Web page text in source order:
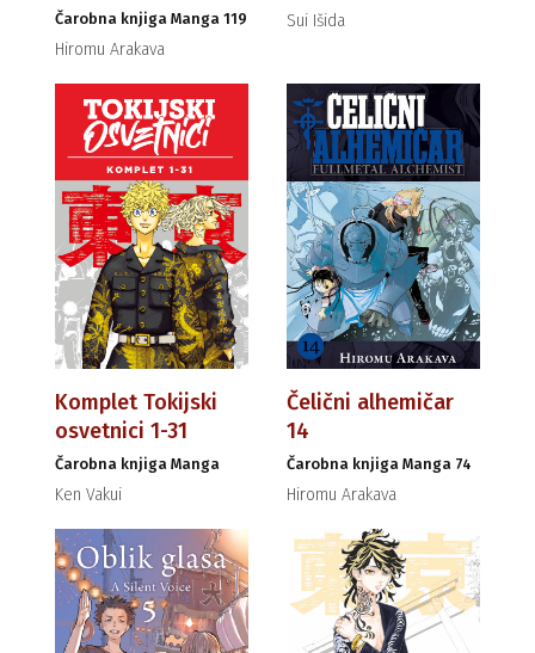
Čarobna knjiga Manga 119
Hiromu Arakava
Sui Išida
Komplet Tokijski
osvetnici 1-31
Čarobna knjiga Manga
Ken Vakui
Čelični alhemičar
14
Čarobna knjiga Manga 74
Hiromu Arakava